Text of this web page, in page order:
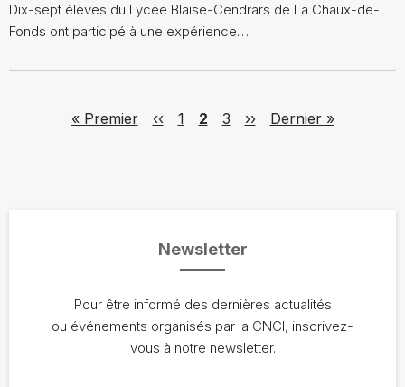
Dix-sept élèves du Lycée Blaise-Cendrars de La Chaux-de-
Fonds ont participé à une expérience…
First page
« Premier Previous page
‹‹ Page
1 Page
2 Page
3 Next page
›› Last page
Dernier »
Newsletter
Pour être informé des dernières actualités
ou événements organisés par la CNCI, inscrivez-
vous à notre newsletter.